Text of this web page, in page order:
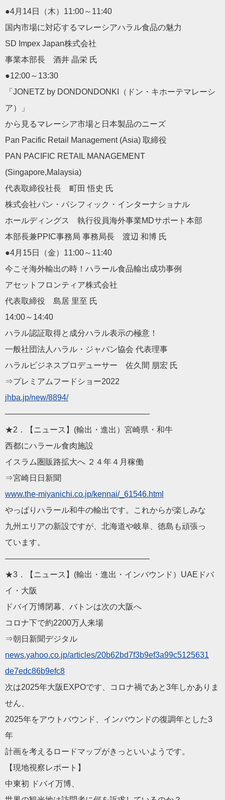
●4月14日（木）11:00～11:40
国内市場に対応するマレーシアハラル食品の魅力
SD Impex Japan株式会社
事業本部長 酒井 晶栄 氏
●12:00～13:30
「JONETZ by DONDONDONKI（ドン・キホーテマレーシ
ア）」
から見るマレーシア市場と日本製品のニーズ
Pan Pacific Retail Management (Asia) 取締役
PAN PACIFIC RETAIL MANAGEMENT
(Singapore,Malaysia)
代表取締役社長 町田 悟史 氏
株式会社パン・パシフィック・インターナショナル
ホールディングス 執行役員海外事業MDサポート本部
本部長兼PPIC事務局 事務局長 渡辺 和博 氏
●4月15日（金）11:00～11:40
今こそ海外輸出の時！ハラール食品輸出成功事例
アセットフロンティア株式会社
代表取締役 島居 里至 氏
14:00～14:40
ハラル認証取得と成分ハラル表示の極意！
一般社団法人ハラル・ジャパン協会 代表理事
ハラルビジネスプロデューサー 佐久間 朋宏 氏
⇒プレミアムフードショー2022
jhba.jp/new/8894/
——————————————————
★2．【ニュース】(輸出・進出）宮崎県・和牛
西都にハラール食肉施設
イスラム圏販路拡大へ ２４年４月稼働
⇒宮崎日日新聞
www.the-miyanichi.co.jp/kennai/_61546.html
やっぱりハラール和牛の輸出です。これからが楽しみな
九州エリアの新設ですが、北海道や岐阜、徳島も頑張っ
ています。
——————————————————
★3．【ニュース】(輸出・進出・インバウンド）UAEドバ
イ・ 大阪
ドバイ万博閉幕、バトンは次の大阪へ
コロナ下で約2200万人来場
⇒朝日新聞デジタル
news.yahoo.co.jp/artic les/20b62bd7f3b9ef3a99c5125631
de7edc86b9efc8
次は2025年大阪EXPOです、コロナ禍であと3年しかありま
せん、
2025年をアウトバウンド、インバウンドの復調年とした3
年
計画を考えるロードマップがきっといいようです。
【現地視察レポート】
中東初 ドバイ万博、